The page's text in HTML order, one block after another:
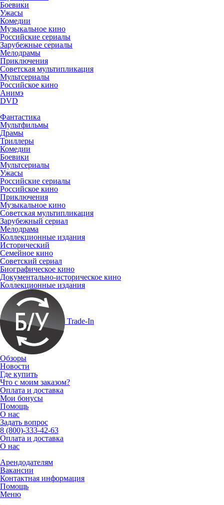
Боевики
Ужасы
Комедии
Музыкальное кино
Российские сериалы
Зарубежные сериалы
Мелодрамы
Приключения
Советская мультипликация
Мультсериалы
Российское кино
Анимэ
DVD
Фантастика
Мультфильмы
Драмы
Триллеры
Комедии
Боевики
Мультсериалы
Ужасы
Российские сериалы
Российское кино
Приключения
Музыкальное кино
Советская мультипликация
Зарубежный сериал
Мелодрама
Коллекционные издания
Исторический
Семейное кино
Советский сериал
Биографическое кино
Документально-историческое кино
Коллекционные издания
Trade-In
Обзоры
Новости
Где купить
Что с моим заказом?
Оплата и доставка
Мои бонусы
Помощь
О нас
Задать вопрос
8 (800)-333-42-63
Оплата и доставка
О нас
Арендодателям
Вакансии
Контактная информация
Помощь
Меню